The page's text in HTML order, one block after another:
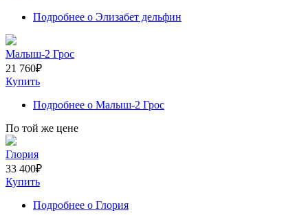
Подробнее о Элизабет дельфин
Малыш-2 Грос
21 760₽
Купить
Подробнее о Малыш-2 Грос
По той же цене
Глория
33 400₽
Купить
Подробнее о Глория